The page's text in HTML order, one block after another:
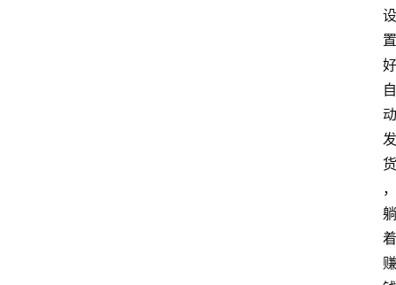
设
置
好
自
动
发
货
，
躺
着
赚